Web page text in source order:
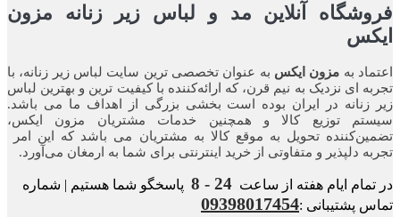
آنلاین مد و لباس زیر زنانه مزون
بهمزون ایکس به عنوان تخصصی ترین سایت لباس زیر زنانه، با
ای نزدیک به نیم قرن، که ارائه‌کننده با کیفیت ترین و بهترین لباس
زنانه در ایران بوده ‌است بخشی بزرگی از اهداف ما می باشد.
توزیع کالا و همچنین خدمات مشتریان مزون ایکس،
تحویل به موقع کالا به مشتریان می باشد که این امر
دلپذیر و متفاوتی از خرید اینترنتی برای شما به ارمغان می‌آورد.
ایام هفته از ساعت24 - 8
پاسخگو شما هستیم | شماره
پشتیبانی :09398017454